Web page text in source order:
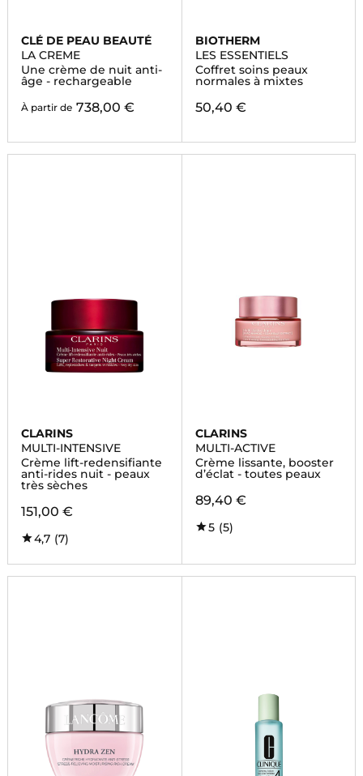
CLÉ DE PEAU BEAUTÉ
LA CREME
Une crème de nuit anti-
âge - rechargeable
À partir de 738,00 €
BIOTHERM
LES ESSENTIELS
Coffret soins peaux
normales à mixtes
50,40 €
CLARINS
MULTI-INTENSIVE
Crème lift-redensifiante
anti-rides nuit - peaux
très sèches
151,00 €
4,7 (7)
CLARINS
MULTI-ACTIVE
Crème lissante, booster
d’éclat - toutes peaux
89,40 €
5 (5)